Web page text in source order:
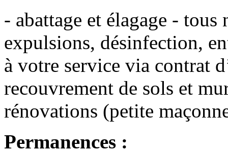
- abattage et élagage - tous
expulsions, désinfection,
à votre service via contrat
recouvrement de sols et
rénovations (petite
Permanences :